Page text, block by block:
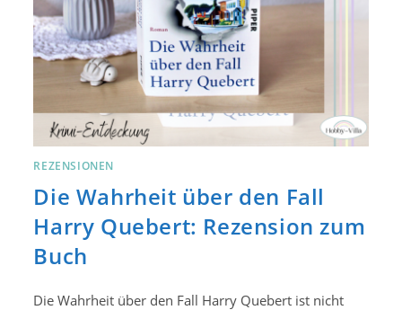
REZENSIONEN
Die Wahrheit über den Fall
Harry Quebert: Rezension zum
Buch
Die Wahrheit über den Fall Harry Quebert ist nicht